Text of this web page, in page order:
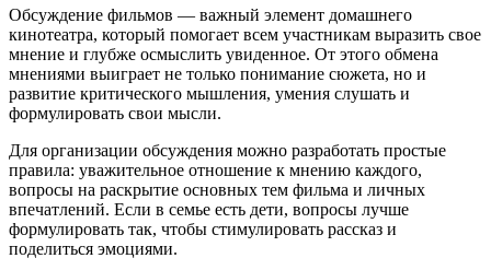
Обсуждение фильмов — важный элемент домашнего
кинотеатра, который помогает всем участникам выразить свое
мнение и глубже осмыслить увиденное. От этого обмена
мнениями выиграет не только понимание сюжета, но и
развитие критического мышления, умения слушать и
формулировать свои мысли.
Для организации обсуждения можно разработать простые
правила: уважительное отношение к мнению каждого,
вопросы на раскрытие основных тем фильма и личных
впечатлений. Если в семье есть дети, вопросы лучше
формулировать так, чтобы стимулировать рассказ и
поделиться эмоциями.